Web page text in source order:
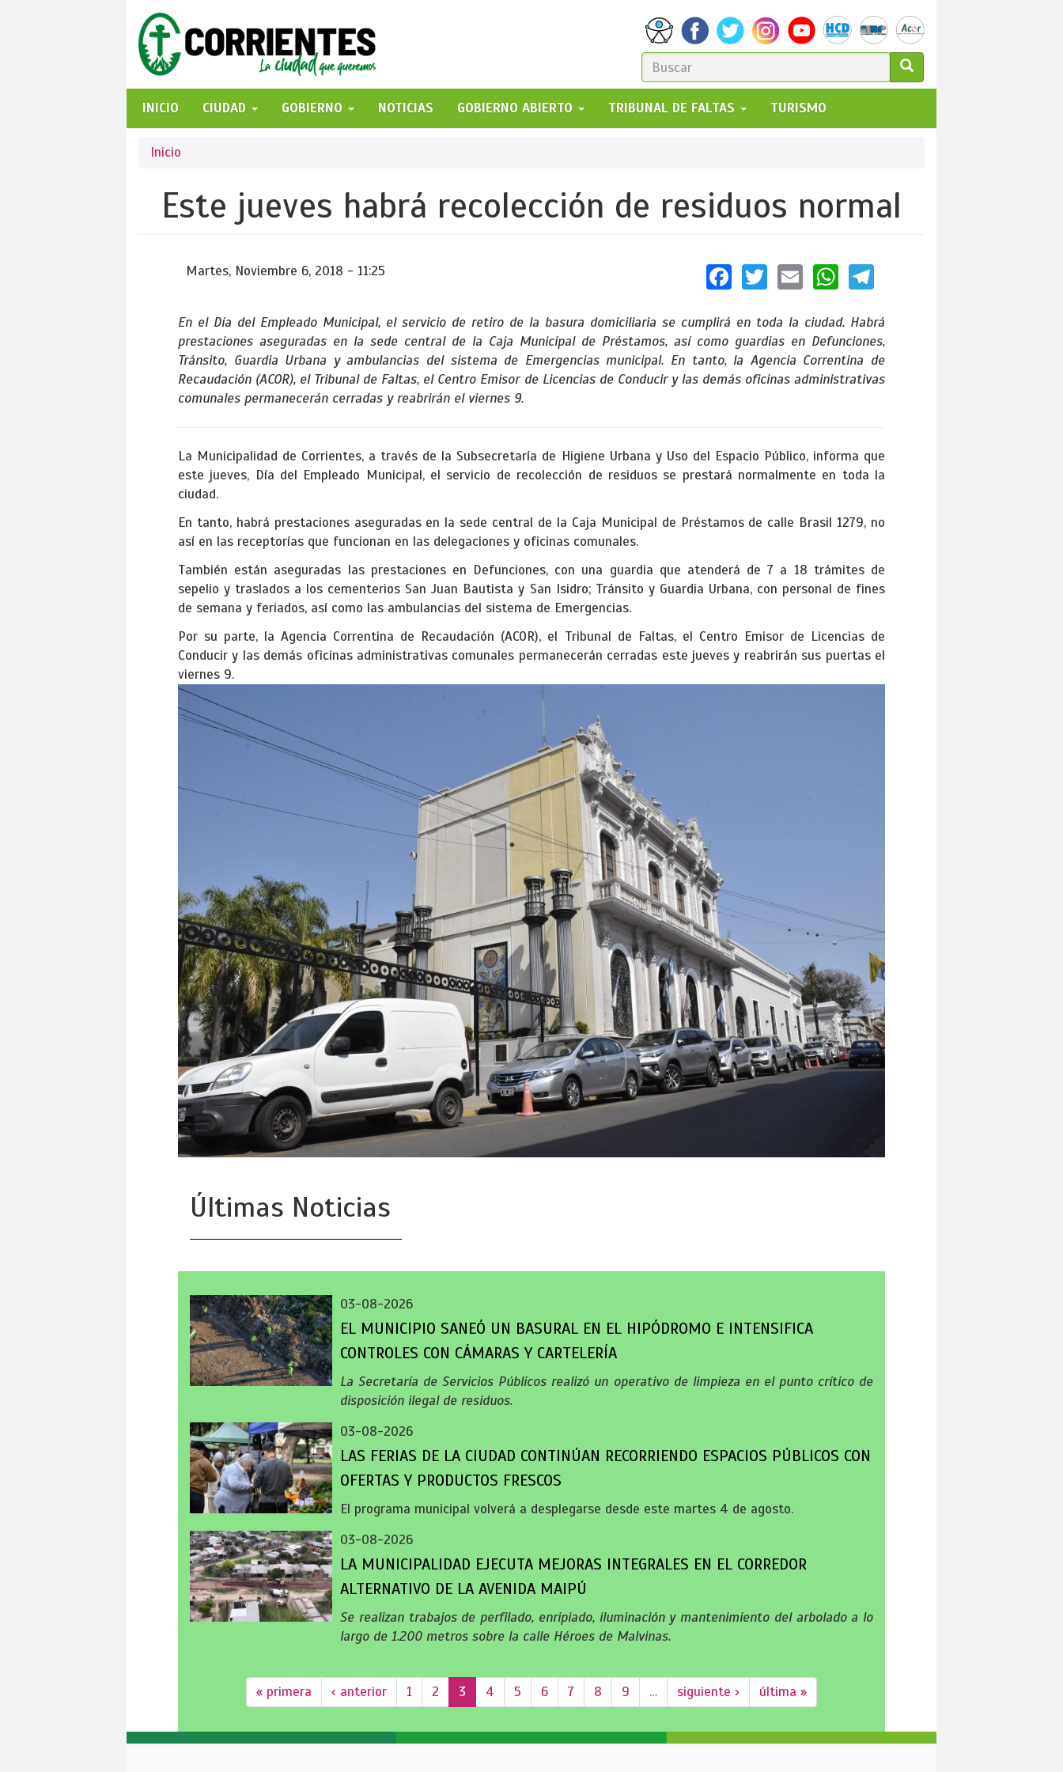
FORMULARIO
DE
BÚSQUEDA
GO!
INICIO
CIUDAD GOBIERNO NOTICIAS GOBIERNO ABIERTO TRIBUNAL DE FALTAS TURISMO
Se
encuentra
usted
Inicio
Este jueves habrá recolección de residuos normal
Martes, Noviembre 6, 2018 - 11:25 Facebook
Twitter
EmailWhatsApp
Telegram
En el Día del Empleado Municipal, el servicio de retiro de la basura domiciliaria se cumplirá en toda la ciudad. Habrá
prestaciones aseguradas en la sede central de la Caja Municipal de Préstamos, así como guardias en Defunciones,
Tránsito, Guardia Urbana y ambulancias del sistema de Emergencias municipal. En tanto, la Agencia Correntina de
Recaudación (ACOR), el Tribunal de Faltas, el Centro Emisor de Licencias de Conducir y las demás oficinas administrativas
comunales permanecerán cerradas y reabrirán el viernes 9.
La Municipalidad de Corrientes, a través de la Subsecretaría de Higiene Urbana y Uso del Espacio Público, informa que
este jueves, Día del Empleado Municipal, el servicio de recolección de residuos se prestará normalmente en toda la
ciudad.
En tanto, habrá prestaciones aseguradas en la sede central de la Caja Municipal de Préstamos de calle Brasil 1279, no
así en las receptorías que funcionan en las delegaciones y oficinas comunales.
También están aseguradas las prestaciones en Defunciones, con una guardia que atenderá de 7 a 18 trámites de
sepelio y traslados a los cementerios San Juan Bautista y San Isidro; Tránsito y Guardia Urbana, con personal de fines
de semana y feriados, así como las ambulancias del sistema de Emergencias.
Por su parte, la Agencia Correntina de Recaudación (ACOR), el Tribunal de Faltas, el Centro Emisor de Licencias de
Conducir y las demás oficinas administrativas comunales permanecerán cerradas este jueves y reabrirán sus puertas el
viernes 9.
Últimas Noticias
03-08-2026
EL MUNICIPIO SANEÓ UN BASURAL EN EL HIPÓDROMO E INTENSIFICA
CONTROLES CON CÁMARAS Y CARTELERÍA
La Secretaría de Servicios Públicos realizó un operativo de limpieza en el punto crítico de
disposición ilegal de residuos.
03-08-2026
LAS FERIAS DE LA CIUDAD CONTINÚAN RECORRIENDO ESPACIOS PÚBLICOS CON
OFERTAS Y PRODUCTOS FRESCOS
El programa municipal volverá a desplegarse desde este martes 4 de agosto.
03-08-2026
LA MUNICIPALIDAD EJECUTA MEJORAS INTEGRALES EN EL CORREDOR
ALTERNATIVO DE LA AVENIDA MAIPÚ
Se realizan trabajos de perfilado, enripiado, iluminación y mantenimiento del arbolado a lo
largo de 1.200 metros sobre la calle Héroes de Malvinas.
« primera ‹ anterior 1 2 3 4 5 6 7 8 9 … siguiente › última »